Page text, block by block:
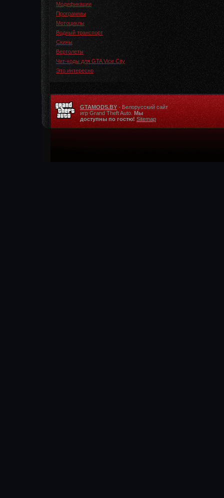
Модификации
Программы
Мотоциклы
Водный транспорт
Скины
Вертолеты
Чит-коды для GTA Vice City
Это интересно
GTAMODS.BY - Белорусский сайт
игр Grand Theft Auto. Мы
доступны по гостю! Sitemap